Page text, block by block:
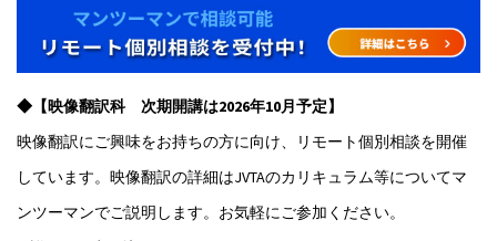
◆【映像翻訳科 次期開講は2026年10月予定】
映像翻訳にご興味をお持ちの方に向け、リモート個別相談を開催
しています。映像翻訳の詳細はJVTAのカリキュラム等についてマ
ンツーマンでご説明します。お気軽にご参加ください。